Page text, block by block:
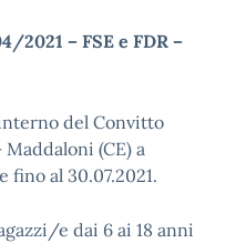
2021 – FSE e FDR –
del Convitto
Maddaloni (CE) a
fino al 30.07.2021.
e dai 6 ai 18 anni